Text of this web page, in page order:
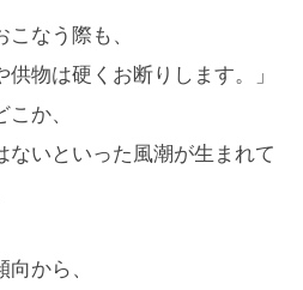
なう際も、
物は硬くお断りします。」
か、
ないといった風潮が生まれて
から、